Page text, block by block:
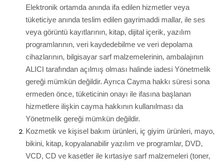
Elektronik ortamda anında ifa edilen hizmetler veya
tüketiciye anında teslim edilen gayrimaddi mallar, ile ses
veya görüntü kayıtlarının, kitap, dijital içerik, yazılım
programlarının, veri kaydedebilme ve veri depolama
cihazlarının, bilgisayar sarf malzemelerinin, ambalajının
ALICI tarafından açılmış olması halinde iadesi Yönetmelik
gereği mümkün değildir. Ayrıca Cayma hakkı süresi sona
ermeden önce, tüketicinin onayı ile ifasına başlanan
hizmetlere ilişkin cayma hakkının kullanılması da
Yönetmelik gereği mümkün değildir.
Kozmetik ve kişisel bakım ürünleri, iç giyim ürünleri, mayo,
bikini, kitap, kopyalanabilir yazılım ve programlar, DVD,
VCD, CD ve kasetler ile kırtasiye sarf malzemeleri (toner,